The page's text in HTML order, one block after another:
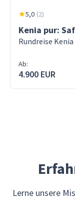
5,0 (2)
Kenia pur:
Rundreise
Ab:
4.900 EUR
Lerne unsere